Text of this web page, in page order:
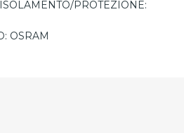
PROTEZIONE:
OSRAM